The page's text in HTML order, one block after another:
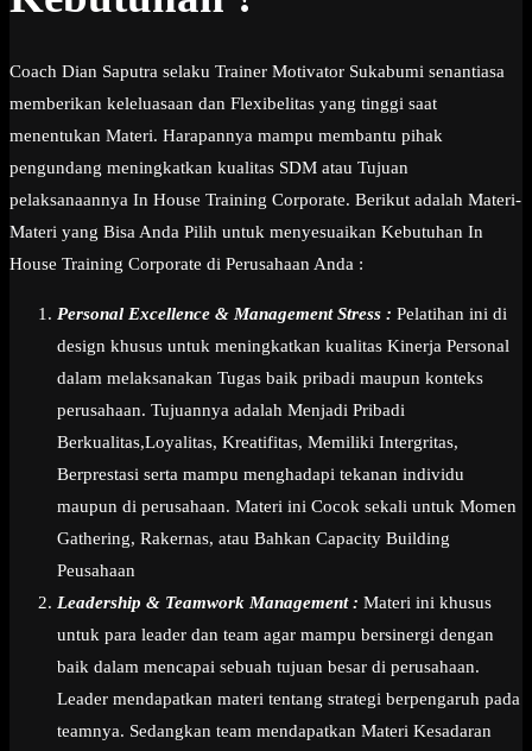
Coach Dian Saputra selaku Trainer Motivator Sukabumi senantiasa
memberikan keleluasaan dan Flexibelitas yang tinggi saat
menentukan Materi. Harapannya mampu membantu pihak
pengundang meningkatkan kualitas SDM atau Tujuan
pelaksanaannya In House Training Corporate. Berikut adalah Materi-
Materi yang Bisa Anda Pilih untuk menyesuaikan Kebutuhan In
House Training Corporate di Perusahaan Anda :
Personal Excellence & Management Stress : Pelatihan ini di
design khusus untuk meningkatkan kualitas Kinerja Personal
dalam melaksanakan Tugas baik pribadi maupun konteks
perusahaan. Tujuannya adalah Menjadi Pribadi
Berkualitas,Loyalitas, Kreatifitas, Memiliki Intergritas,
Berprestasi serta mampu menghadapi tekanan individu
maupun di perusahaan. Materi ini Cocok sekali untuk Momen
Gathering, Rakernas, atau Bahkan Capacity Building
Peusahaan
Leadership & Teamwork Management : Materi ini khusus
untuk para leader dan team agar mampu bersinergi dengan
baik dalam mencapai sebuah tujuan besar di perusahaan.
Leader mendapatkan materi tentang strategi berpengaruh pada
teamnya. Sedangkan team mendapatkan Materi Kesadaran